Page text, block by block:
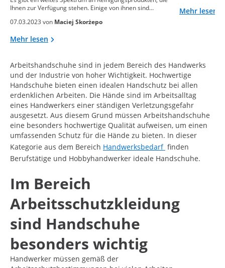
Ihnen zur Verfügung stehen. Einige von ihnen sind…
07.03.2023 von Maciej Skorżepo
Mehr lesen
Mehr lesen
Arbeitshandschuhe sind in jedem Bereich des Handwerks
und der Industrie von hoher Wichtigkeit. Hochwertige
Handschuhe bieten einen idealen Handschutz bei allen
erdenklichen Arbeiten. Die Hände sind im Arbeitsalltag
eines Handwerkers einer ständigen Verletzungsgefahr
ausgesetzt. Aus diesem Grund müssen Arbeitshandschuhe
eine besonders hochwertige Qualität aufweisen, um einen
umfassenden Schutz für die Hände zu bieten. In dieser
Kategorie aus dem Bereich Handwerksbedarf finden
Berufstätige und Hobbyhandwerker ideale Handschuhe.
Im Bereich
Arbeitsschutzkleidung
sind Handschuhe
besonders wichtig
Handwerker müssen gemäß der